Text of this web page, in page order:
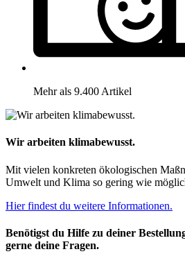
Mehr als 9.400 Artikel
Wir arbeiten klimabewusst.
Mit vielen konkreten ökologischen
Umwelt und Klima so gering wie
Hier findest du weitere Informationen.
Benötigst du Hilfe zu deiner
gerne deine Fragen.